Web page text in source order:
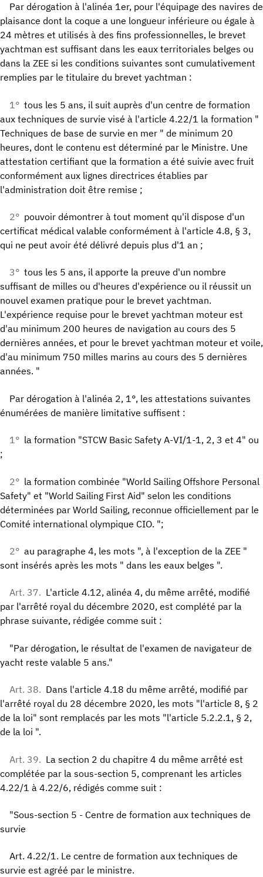
Par dérogation à l'alinéa 1er, pour l'équipage des navires de
plaisance dont la coque a une longueur inférieure ou égale à
24 mètres et utilisés à des fins professionnelles, le brevet
yachtman est suffisant dans les eaux territoriales belges ou
dans la ZEE si les conditions suivantes sont cumulativement
remplies par le titulaire du brevet yachtman :
1° tous les 5 ans, il suit auprès d'un centre de formation
aux techniques de survie visé à l'article 4.22/1 la formation "
Techniques de base de survie en mer " de minimum 20
heures, dont le contenu est déterminé par le Ministre. Une
attestation certifiant que la formation a été suivie avec fruit
conformément aux lignes directrices établies par
l'administration doit être remise ;
2° pouvoir démontrer à tout moment qu'il dispose d'un
certificat médical valable conformément à l'article 4.8, § 3,
qui ne peut avoir été délivré depuis plus d'1 an ;
3° tous les 5 ans, il apporte la preuve d'un nombre
suffisant de milles ou d'heures d'expérience ou il réussit un
nouvel examen pratique pour le brevet yachtman.
L'expérience requise pour le brevet yachtman moteur est
d'au minimum 200 heures de navigation au cours des 5
dernières années, et pour le brevet yachtman moteur et voile,
d'au minimum 750 milles marins au cours des 5 dernières
années. "
Par dérogation à l'alinéa 2, 1°, les attestations suivantes
énumérées de manière limitative suffisent :
1° la formation "STCW Basic Safety A-VI/1-1, 2, 3 et 4" ou
;
2° la formation combinée "World Sailing Offshore Personal
Safety" et "World Sailing First Aid" selon les conditions
déterminées par World Sailing, reconnue officiellement par le
Comité international olympique CIO. ";
2° au paragraphe 4, les mots ", à l'exception de la ZEE "
sont insérés après les mots " dans les eaux belges ".
Art. 37. L'article 4.12, alinéa 4, du même arrêté, modifié
par l'arrêté royal du décembre 2020, est complété par la
phrase suivante, rédigée comme suit :
"Par dérogation, le résultat de l'examen de navigateur de
yacht reste valable 5 ans."
Art. 38. Dans l'article 4.18 du même arrêté, modifié par
l'arrêté royal du 28 décembre 2020, les mots "l'article 8, § 2
de la loi" sont remplacés par les mots "l'article 5.2.2.1, § 2,
de la loi ".
Art. 39. La section 2 du chapitre 4 du même arrêté est
complétée par la sous-section 5, comprenant les articles
4.22/1 à 4.22/6, rédigés comme suit :
"Sous-section 5 - Centre de formation aux techniques de
survie
Art. 4.22/1. Le centre de formation aux techniques de
survie est agréé par le ministre.